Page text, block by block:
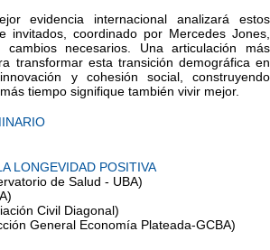
evidencia internacional analizará estos
invitados, coordinado por Mercedes Jones,
cambios necesarios. Una articulación más
transformar esta transición demográfica en
y cohesión social, construyendo
tiempo signifique también vivir mejor.
LONGEVIDAD POSITIVA
de Salud - UBA)
Civil Diagonal)
General Economía Plateada-GCBA)